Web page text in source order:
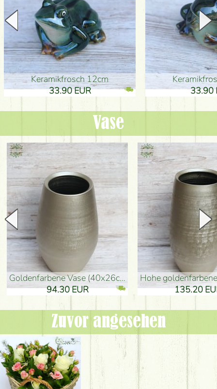
Keramikfrosch 12cm
33.90 EUR
33.90
Vase
goldenfarbene Vase (40x26cm)
94.30 EUR
hohe goldenfarbene
135.20 EUR
Zuvor angesehen